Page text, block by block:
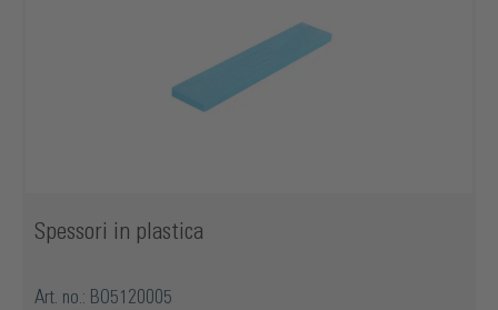
Spessori in plastica
Art. no.: BO5120005